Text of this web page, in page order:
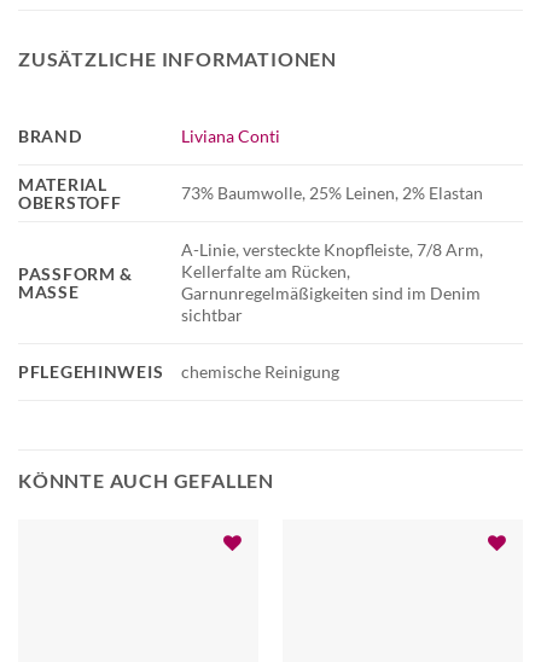
ZUSÄTZLICHE INFORMATIONEN
PFLEGEHINWEIS chemische Reinigung
BRAND Liviana Conti
MATERIAL
OBERSTOFF
73% Baumwolle, 25% Leinen, 2% Elastan
PASSFORM &
MASSE
A-Linie, versteckte Knopfleiste, 7/8 Arm,
Kellerfalte am Rücken,
Garnunregelmäßigkeiten sind im Denim
sichtbar
KÖNNTE AUCH GEFALLEN